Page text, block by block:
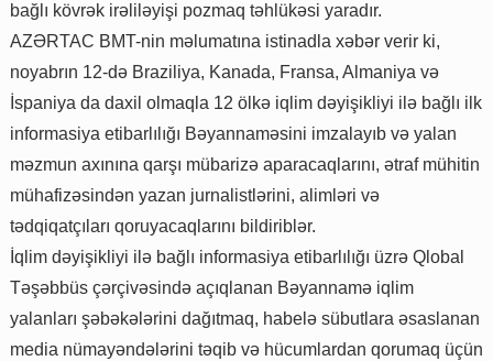
bağlı kövrək irəliləyişi pozmaq təhlükəsi yaradır.
AZƏRTAC BMT-nin məlumatına istinadla xəbər verir ki,
noyabrın 12-də Braziliya, Kanada, Fransa, Almaniya və
İspaniya da daxil olmaqla 12 ölkə iqlim dəyişikliyi ilə bağlı ilk
informasiya etibarlılığı Bəyannaməsini imzalayıb və yalan
məzmun axınına qarşı mübarizə aparacaqlarını, ətraf mühitin
mühafizəsindən yazan jurnalistlərini, alimləri və
tədqiqatçıları qoruyacaqlarını bildiriblər.
İqlim dəyişikliyi ilə bağlı informasiya etibarlılığı üzrə Qlobal
Təşəbbüs çərçivəsində açıqlanan Bəyannamə iqlim
yalanları şəbəkələrini dağıtmaq, habelə sübutlara əsaslanan
media nümayəndələrini təqib və hücumlardan qorumaq üçün